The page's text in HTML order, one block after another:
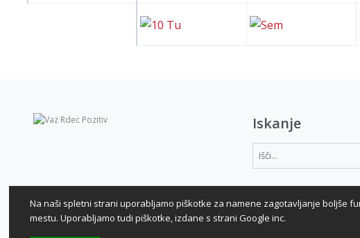
Iskanje
Na naši spletni strani uporabljamo piškotke za namene zagotavljanje boljše
mestu. Uporabljamo tudi piškotke, izdane s strani Google inc.